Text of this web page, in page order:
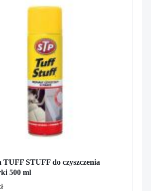
TUFF STUFF do czyszczenia
500 ml